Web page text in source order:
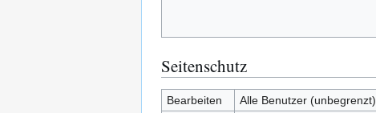
Seitenschutz
Bearbeiten
Alle Benutzer (unbegrenzt)